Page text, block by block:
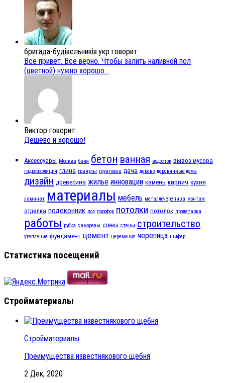
бригада-будівельників.укр говорит:
Все привет. Все верно. Чтобы залить наливной пол
(цветной) нужно хорошо...
Виктор говорит:
Дешево и хорошо!
Аксессуары Москва баня бетон ванная водосток вывоз мусора
гидроизоляция глина гранулы грунтовка дача дерево деревянные дома
дизайн древесина жилье инновации камень кирпич кухня
ламинат материалы мебель металлочерепица монтаж
отделка подоконник пол порофор потолки потолок пролетарка
работы рубка саморезы стены стены строительство
утепление фундамент цемент церемония черепица шифер
Статистика посещений
Стройматериалы
Стройматериалы
Преимущества известнякового щебня
2 Дек, 2020